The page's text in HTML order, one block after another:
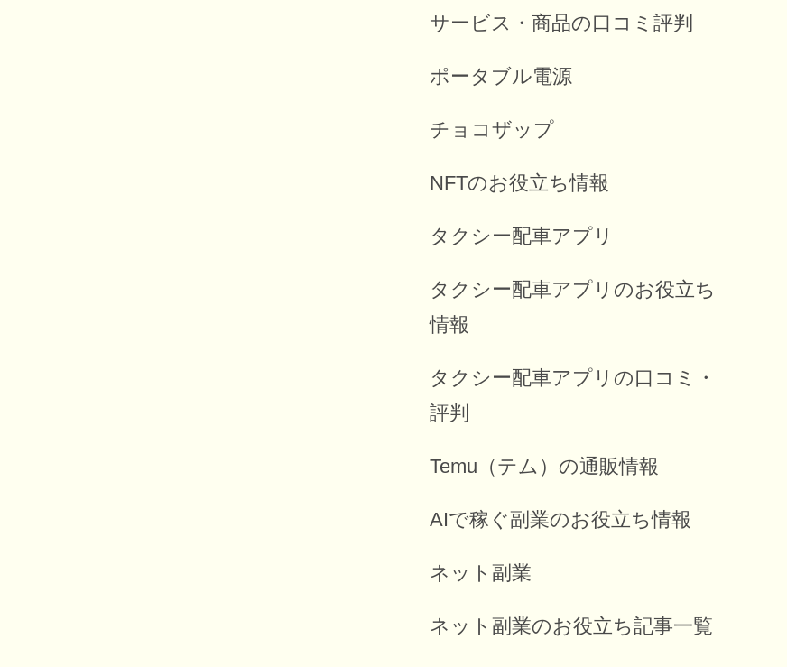
サービス・商品の口コミ評判
ポータブル電源
チョコザップ
NFTのお役立ち情報
タクシー配車アプリ
タクシー配車アプリのお役立ち
情報
タクシー配車アプリの口コミ・
評判
Temu（テム）の通販情報
AIで稼ぐ副業のお役立ち情報
ネット副業
ネット副業のお役立ち記事一覧